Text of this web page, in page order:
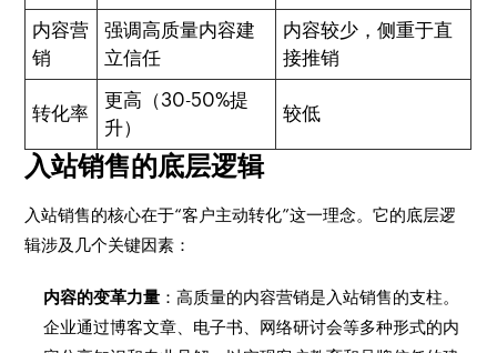
内容营
销
强调高质量内容建
立信任
内容较少，侧重于直
接推销
转化率
更高（30-50%提
升）
较低
入站销售的底层逻辑
入站销售的核心在于“客户主动转化”这一理念。它的底层逻
辑涉及几个关键因素：
内容的变革力量 ：高质量的内容营销是入站销售的支柱。
企业通过博客文章、电子书、网络研讨会等多种形式的内